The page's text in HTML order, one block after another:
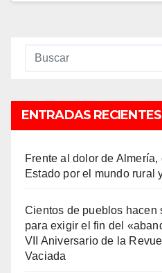
ENTRADAS RECIENTES
Frente al dolor de
Estado por el mundo rural
Cientos de pueblos hacen
para exigir el fin del
VII Aniversario de la
Vaciada